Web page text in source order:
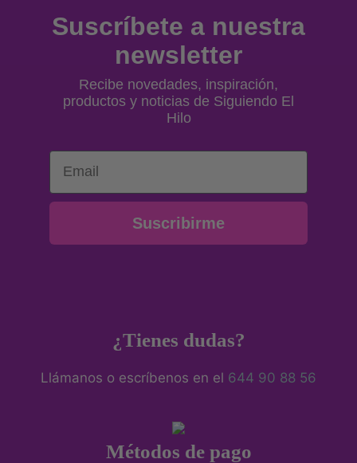
Suscríbete a nuestra
newsletter
Recibe novedades, inspiración,
productos y noticias de Siguiendo El
Hilo
Email
Suscribirme
¿Tienes dudas?
Llámanos o escríbenos en el 644 90 88 56
Métodos de pago